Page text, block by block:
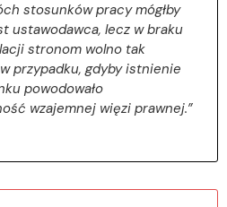
stosunków pracy mógłby
ustawodawca, lecz w braku
stronom wolno tak
przypadku, gdyby istnienie
powodowało
wzajemnej więzi prawnej.”